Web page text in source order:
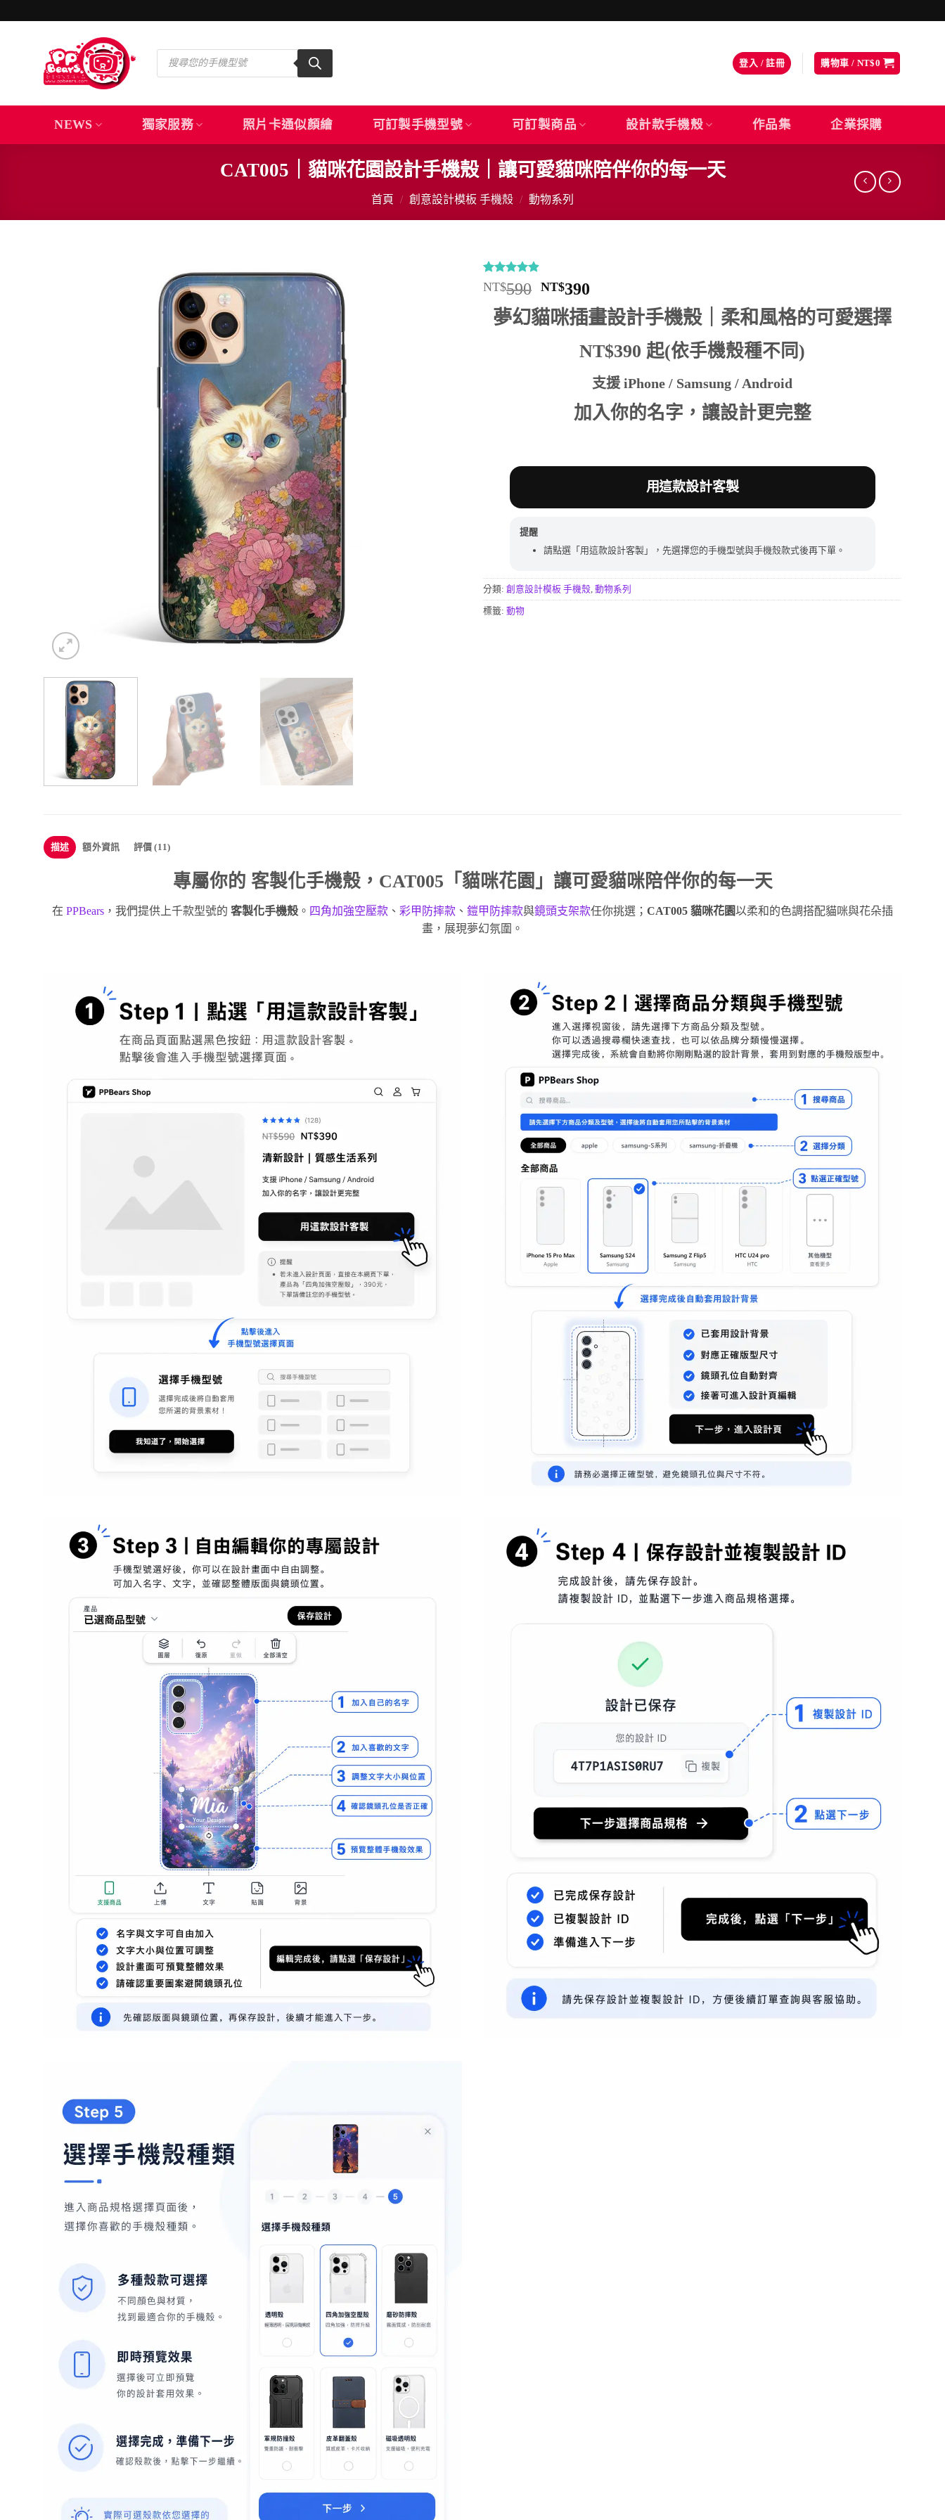
Products
search
登入 / 註冊 購物車 / NT$0
NEWS 獨家服務 照片卡通似顏繪 可訂製手機型號 可訂製商品 設計款手機殼 作品集 企業採購
CAT005｜貓咪花園設計手機殼｜讓可愛貓咪陪伴你的每一天
首頁 / 創意設計模板 手機殼 / 動物系列
評分4.91
/ 5，已有
11
位顧客進
行評分
NT$590 原
始
價
NT$590。
NT$390
前
價
NT$390。
夢幻貓咪插畫設計手機殼｜柔和風格的可愛選擇
NT$390 起(依手機殼種不同)
支援 iPhone / Samsung / Android
加入你的名字，讓設計更完整
用這款設計客製
提醒
請點選「用這款設計客製」，先選擇您的手機型號與手機殼款式後再下單。
分類: 創意設計模板 手機殼, 動物系列
標籤: 動物
描述 額外資訊 評價 (11)
專屬你的 客製化手機殼，CAT005「貓咪花園」讓可愛貓咪陪伴你的每一天
在 PPBears ，我們提供上千款型號的 客製化手機殼 。 四角加強空壓款 、 彩甲防摔款 、 鎧甲防摔款與鏡頭支架款任你挑選； CAT005 貓咪花園以柔和的色調搭配貓咪與花朵插
畫，展現夢幻氛圍。